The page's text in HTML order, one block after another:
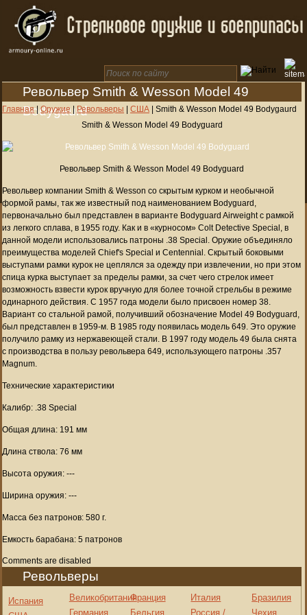
Револьвер Smith & Wesson Model 49
Bodygaurd
Главная|Оружие | Револьверы | США | Smith & Wesson Model 49 Bodygaurd
Smith & Wesson Model 49 Bodyguard
Револьвер Smith & Wesson Model 49 Bodyguard
Револьвер компании Smith & Wesson со скрытым курком и необычной
формой рамы, так же известный под наименованием Bodyguard,
первоначально был представлен в варианте Bodyguard Airweight с рамкой
из легкого сплава, в 1955 году. Как и в «курносом» Colt Detective Special, в
данной модели использовались патроны .38 Special. Оружие объединяло
преимущества моделей Chief's Special и Centennial. Скрытый боковыми
выступами рамки курок не цеплялся за одежду при извлечении, но при этом
спица курка выступает за пределы рамки, за счет чего стрелок имеет
возможность взвести курок вручную для более точной стрельбы в режиме
одинарного действия. С 1957 года модели было присвоен номер 38.
Вариант со стальной рамой, получивший обозначение Model 49 Bodyguard,
был представлен в 1959-м. В 1985 году появилась модель 649. Это оружие
получило рамку из нержавеющей стали. В 1997 году модель 49 была снята
с производства в пользу револьвера 649, использующего патроны .357
Magnum.
Технические характеристики
Калибр: .38 Special
Общая длина: 191 мм
Длина ствола: 76 мм
Высота оружия: ---
Ширина оружия: ---
Масса без патронов: 580 г.
Емкость барабана: 5 патронов
Comments are disabled
Револьверы
Испания
Великобритания
Германия
Франция
Бельгия
Италия
Россия /
Бразилия
Чехия